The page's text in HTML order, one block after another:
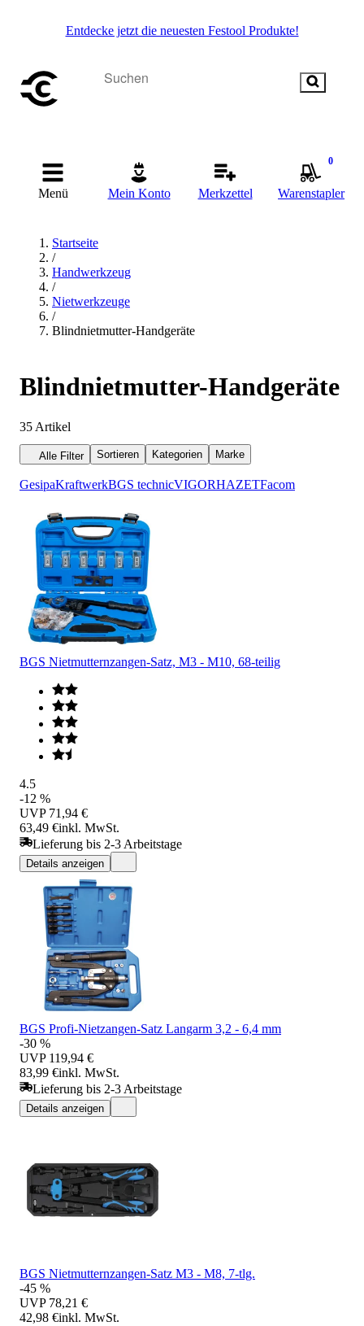
Entdecke jetzt die neuesten Festool Produkte!
Menü Mein Konto Merkzettel
0
Warenstapler
Startseite
/
Handwerkzeug
/
Nietwerkzeuge
/
Blindnietmutter-Handgeräte
Blindnietmutter-Handgeräte
35 Artikel
Alle Filter Sortieren Kategorien Marke
GesipaKraftwerkBGS technicVIGORHAZETFacom
BGS Nietmutternzangen-Satz, M3 - M10, 68-teilig
4.5
-12 %
UVP 71,94 €
63,49 €inkl. MwSt.
Lieferung bis 2-3 Arbeitstage
Details anzeigen
BGS Profi-Nietzangen-Satz Langarm 3,2 - 6,4 mm
-30 %
UVP 119,94 €
83,99 €inkl. MwSt.
Lieferung bis 2-3 Arbeitstage
Details anzeigen
BGS Nietmutternzangen-Satz M3 - M8, 7-tlg.
-45 %
UVP 78,21 €
42,98 €inkl. MwSt.